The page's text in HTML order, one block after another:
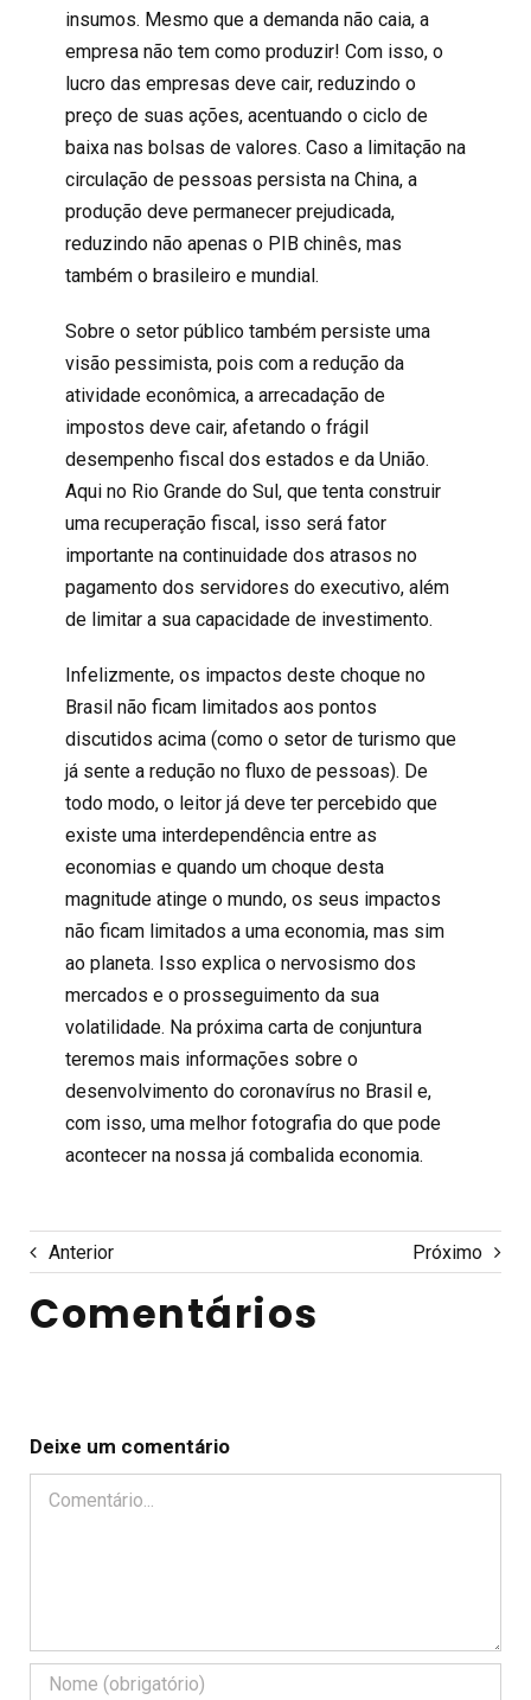
insumos. Mesmo que a demanda não caia, a
empresa não tem como produzir! Com isso, o
lucro das empresas deve cair, reduzindo o
preço de suas ações, acentuando o ciclo de
baixa nas bolsas de valores. Caso a limitação na
circulação de pessoas persista na China, a
produção deve permanecer prejudicada,
reduzindo não apenas o PIB chinês, mas
também o brasileiro e mundial.
Sobre o setor público também persiste uma
visão pessimista, pois com a redução da
atividade econômica, a arrecadação de
impostos deve cair, afetando o frágil
desempenho fiscal dos estados e da União.
Aqui no Rio Grande do Sul, que tenta construir
uma recuperação fiscal, isso será fator
importante na continuidade dos atrasos no
pagamento dos servidores do executivo, além
de limitar a sua capacidade de investimento.
Infelizmente, os impactos deste choque no
Brasil não ficam limitados aos pontos
discutidos acima (como o setor de turismo que
já sente a redução no fluxo de pessoas). De
todo modo, o leitor já deve ter percebido que
existe uma interdependência entre as
economias e quando um choque desta
magnitude atinge o mundo, os seus impactos
não ficam limitados a uma economia, mas sim
ao planeta. Isso explica o nervosismo dos
mercados e o prosseguimento da sua
volatilidade. Na próxima carta de conjuntura
teremos mais informações sobre o
desenvolvimento do coronavírus no Brasil e,
com isso, uma melhor fotografia do que pode
acontecer na nossa já combalida economia.
Anterior Próximo
Comentários
Deixe um comentário
Comentário